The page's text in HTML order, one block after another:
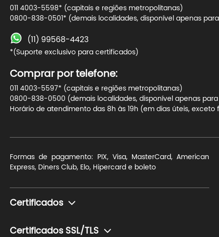
011 4003-5598* (capitais e regiões metropolitanas)
0800-838-0501* (demais localidades, disponível apenas
(11) 99568-4423
*(Suporte exclusivo para certificados)
Comprar por telefone:
011 4003-5597* (capitais e regiões metropolitanas)
0800-838-0500 (demais localidades, disponível apenas
Horário de atendimento das 8h às 19h (em dias úteis, exceto
Formas de pagamento: PIX, Visa, MasterCard, American
Express, Diners Club, Elo, Hipercard e boleto
Certificados
Certificados SSL/TLS